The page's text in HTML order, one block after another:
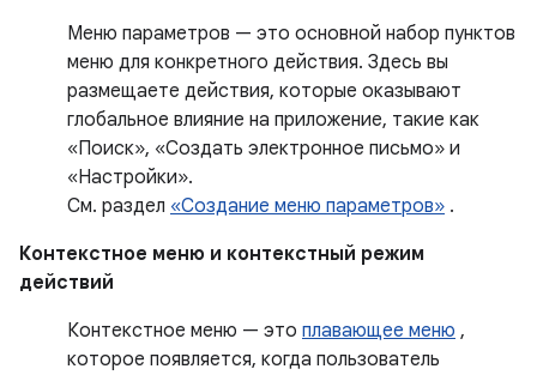
Меню параметров — это основной набор пунктов
меню для конкретного действия. Здесь вы
размещаете действия, которые оказывают
глобальное влияние на приложение, такие как
«Поиск», «Создать электронное письмо» и
«Настройки».
См. раздел «Создание меню параметров» .
Контекстное меню и контекстный режим
действий
Контекстное меню — это плавающее меню ,
которое появляется, когда пользователь